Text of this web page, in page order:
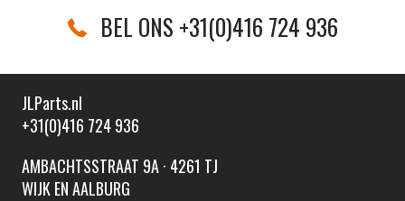
BEL ONS +31(0)416 724 936
JLParts.nl
+31(0)416 724 936
AMBACHTSSTRAAT 9A · 4261 TJ
WIJK EN AALBURG